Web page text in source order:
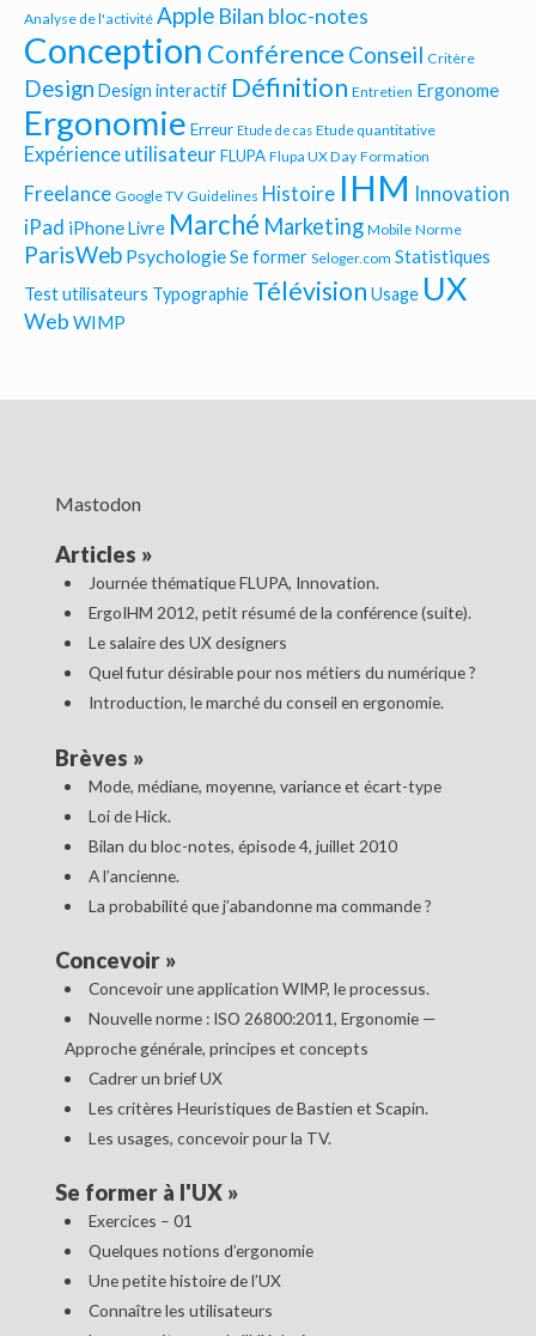
Analyse de l'activité Apple Bilan bloc-notes
Conception Conférence Conseil Critère
Design Design interactif Définition Entretien Ergonome
Ergonomie Erreur Etude de cas Etude quantitative
Expérience utilisateur FLUPA Flupa UX Day Formation
Freelance Google TV Guidelines Histoire IHM Innovation
iPad iPhoneLivre Marché Marketing Mobile Norme
ParisWeb PsychologieSe former Seloger.com Statistiques
Test utilisateurs Typographie Télévision Usage UX
Web WIMP
Mastodon
Articles »
Journée thématique FLUPA, Innovation.
ErgoIHM 2012, petit résumé de la conférence (suite).
Le salaire des UX designers
Quel futur désirable pour nos métiers du numérique ?
Introduction, le marché du conseil en ergonomie.
Brèves »
Mode, médiane, moyenne, variance et écart-type
Loi de Hick.
Bilan du bloc-notes, épisode 4, juillet 2010
A l’ancienne.
La probabilité que j’abandonne ma commande ?
Concevoir»
Concevoir une application WIMP, le processus.
Nouvelle norme : ISO 26800:2011, Ergonomie —
Approche générale, principes et concepts
Cadrer un brief UX
Les critères Heuristiques de Bastien et Scapin.
Les usages, concevoir pour la TV.
Se former à l'UX»
Exercices – 01
Quelques notions d’ergonomie
Une petite histoire de l’UX
Connaître les utilisateurs